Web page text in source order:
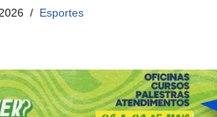
Esportes